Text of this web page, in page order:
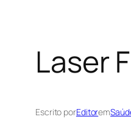
Laser
Escrito porEditorem